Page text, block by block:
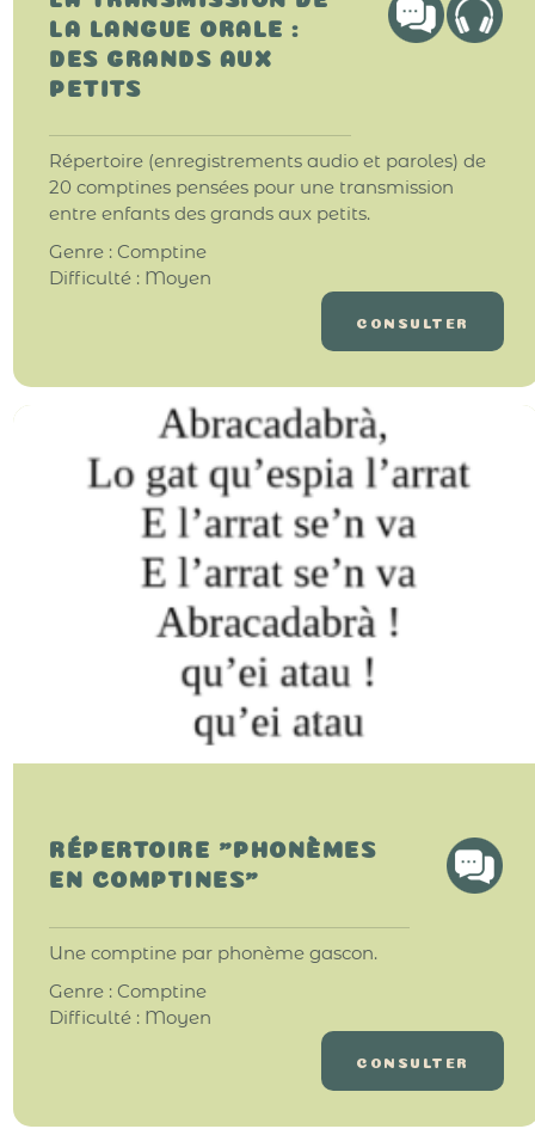
LA LANGUE ORALE :
DES GRANDS AUX
PETITS
Répertoire (enregistrements audio et paroles) de
20 comptines pensées pour une transmission
entre enfants des grands aux petits.
Genre : Comptine
Difficulté : Moyen
CONSULTER
RÉPERTOIRE "PHONÈMES
EN COMPTINES"
Une comptine par phonème gascon.
Genre : Comptine
Difficulté : Moyen
CONSULTER